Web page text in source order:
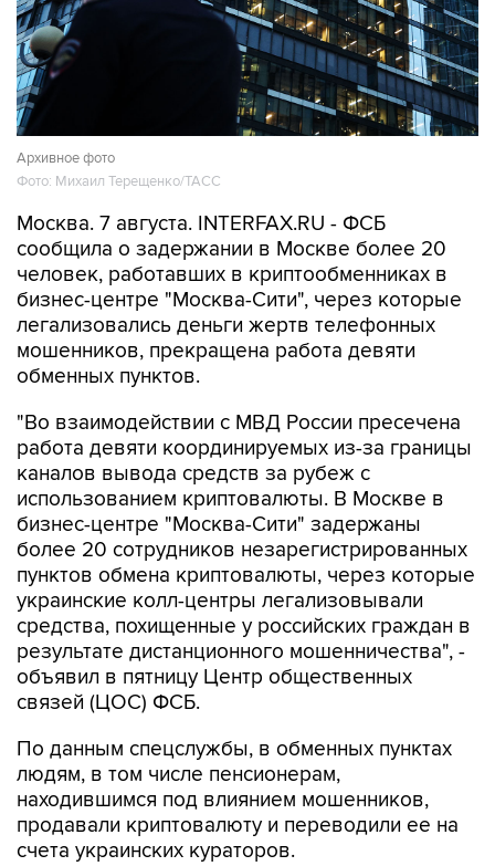
Архивное фото
Фото: Михаил Терещенко/ТАСС
Москва. 7 августа. INTERFAX.RU - ФСБ
сообщила о задержании в Москве более 20
человек, работавших в криптообменниках в
бизнес-центре "Москва-Сити", через которые
легализовались деньги жертв телефонных
мошенников, прекращена работа девяти
обменных пунктов.
"Во взаимодействии с МВД России пресечена
работа девяти координируемых из-за границы
каналов вывода средств за рубеж с
использованием криптовалюты. В Москве в
бизнес-центре "Москва-Сити" задержаны
более 20 сотрудников незарегистрированных
пунктов обмена криптовалюты, через которые
украинские колл-центры легализовывали
средства, похищенные у российских граждан в
результате дистанционного мошенничества", -
объявил в пятницу Центр общественных
связей (ЦОС) ФСБ.
По данным спецслужбы, в обменных пунктах
людям, в том числе пенсионерам,
находившимся под влиянием мошенников,
продавали криптовалюту и переводили ее на
счета украинских кураторов.